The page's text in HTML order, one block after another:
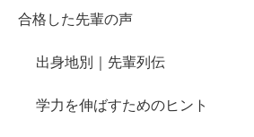
合格した先輩の声
出身地別｜先輩列伝
学力を伸ばすためのヒント